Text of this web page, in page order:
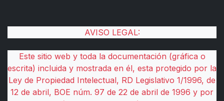
AVISO LEGAL:
Este sitio web y toda la documentación (gráfica o
escrita) incluida y mostrada en él, esta protegido por la
Ley de Propiedad Intelectual, RD Legislativo 1/1996, de
12 de abril, BOE núm. 97 de 22 de abril de 1996 y por